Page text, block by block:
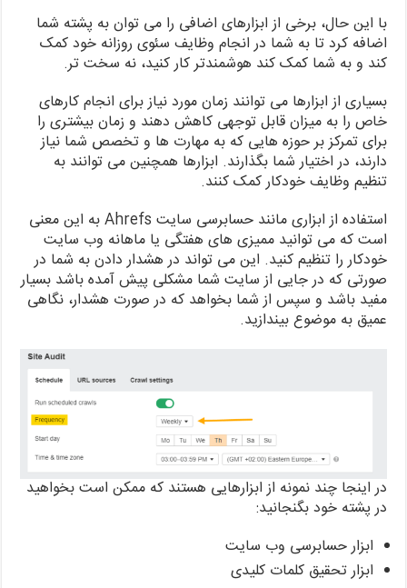
با این حال، برخی از ابزارهای اضافی را می توان به پشته شما
اضافه کرد تا به شما در انجام وظایف سئوی روزانه خود کمک
کند و به شما کمک کند هوشمندتر کار کنید، نه سخت تر.
بسیاری از ابزارها می توانند زمان مورد نیاز برای انجام کارهای
خاص را به میزان قابل توجهی کاهش دهند و زمان بیشتری را
برای تمرکز بر حوزه هایی که به مهارت ها و تخصص شما نیاز
دارند، در اختیار شما بگذارند. ابزارها همچنین می توانند به
تنظیم وظایف خودکار کمک کنند.
استفاده از ابزاری مانند حسابرسی سایت Ahrefs به این معنی
است که می توانید ممیزی های هفتگی یا ماهانه وب سایت
خودکار را تنظیم کنید. این می تواند در هشدار دادن به شما در
صورتی که در جایی از سایت شما مشکلی پیش آمده باشد بسیار
مفید باشد و سپس از شما بخواهد که در صورت هشدار، نگاهی
عمیق به موضوع بیندازید.
در اینجا چند نمونه از ابزارهایی هستند که ممکن است بخواهید
در پشته خود بگنجانید:
ابزار حسابرسی وب سایت
ابزار تحقیق کلمات کلیدی